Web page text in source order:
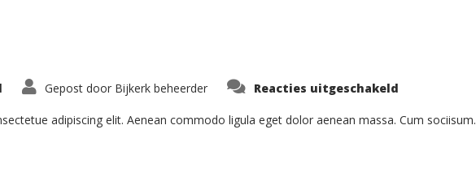
Gepost door Bijkerk beheerder Reacties uitgeschakeld
adipiscing elit. Aenean commodo ligula eget dolor aenean massa. Cum sociisum.